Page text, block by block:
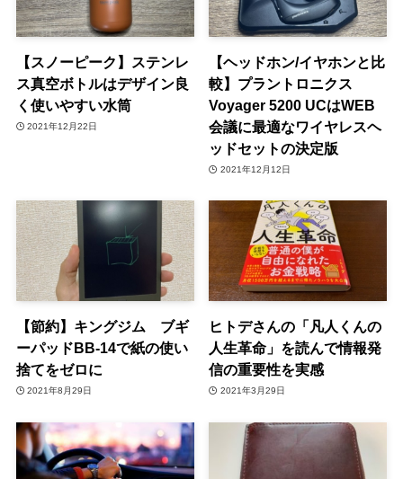
【スノーピーク】ステンレ
ス真空ボトルはデザイン良
く使いやすい水筒
2021年12月22日
【ヘッドホン/イヤホンと比
較】プラントロニクス
Voyager 5200 UCはWEB
会議に最適なワイヤレスヘ
ッドセットの決定版
2021年12月12日
【節約】キングジム ブギ
ーパッドBB-14で紙の使い
捨てをゼロに
2021年8月29日
ヒトデさんの「凡人くんの
人生革命」を読んで情報発
信の重要性を実感
2021年3月29日